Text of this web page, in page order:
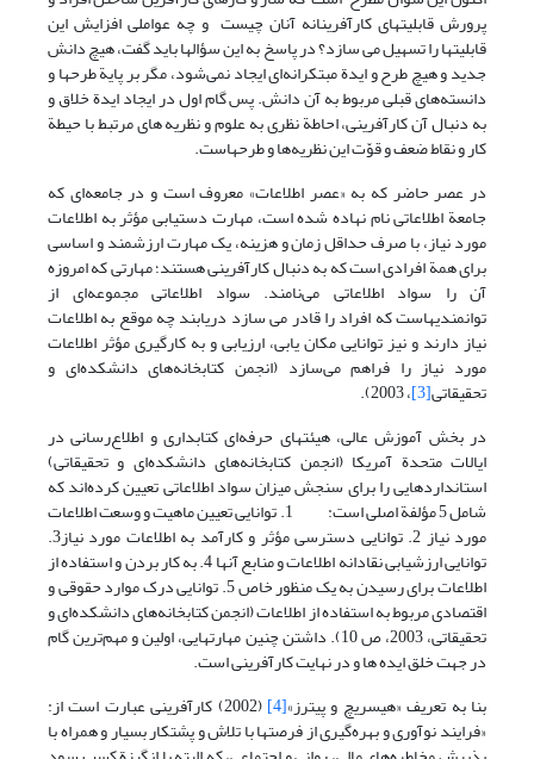
پرورش قابلیتهای کارآفرینانه آنان چیست و چه عواملی افزایش این
قابلیتها را تسهیل می سازد؟ در پاسخ به این سؤالها باید گفت، هیچ دانش
جدید و هیچ طرح و ایدة مبتکرانه‌ای ایجاد نمی‌شود، مگر بر پایة طرحها و
دانسته‌های قبلی مربوط به آن دانش. پس گام اول در ایجاد ایدة خلاق و
به دنبال آن کارآفرینی، احاطة نظری به علوم و نظریه های مرتبط با حیطة
کار و نقاط ضعف و قوّت این نظریه‌ها و طرحهاست.
در عصر حاضر که به «عصر اطلاعات» معروف است و در جامعه‌ای که
جامعة اطلاعاتی نام نهاده شده است، مهارت دستیابی مؤثر به اطلاعات
مورد نیاز، با صرف حداقل زمان و هزینه، یک مهارت ارزشمند و اساسی
برای همة افرادی است که به دنبال کارآفرینی هستند؛ مهارتی که امروزه
آن را سواد اطلاعاتی می‌نامند. سواد اطلاعاتی مجموعه‌ای از
توانمندیهاست که افراد را قادر می سازد دریابند چه موقع به اطلاعات
نیاز دارند و نیز توانایی مکان یابی، ارزیابی و به کارگیری مؤثر اطلاعات
مورد نیاز را فراهم می‌سازد (انجمن کتابخانه‌های دانشکده‌ای و
تحقیقاتی[3] ، 2003).
در بخش آموزش عالی، هیئتهای حرفه‌ای کتابداری و اطلاع‌رسانی در
ایالات متحدة آمریکا (انجمن کتابخانه‌های دانشکده‌ای و تحقیقاتی)
استانداردهایی را برای سنجش میزان سواد اطلاعاتی تعیین کرده‌اند که
شامل 5 مؤلفة اصلی است: 1. توانایی تعیین ماهیت و وسعت اطلاعات
مورد نیاز 2. توانایی دسترسی مؤثر و کارآمد به اطلاعات مورد نیاز3.
توانایی ارزشیابی نقادانه اطلاعات و منابع آنها 4. به کار بردن و استفاده از
اطلاعات برای رسیدن به یک منظور خاص 5. توانایی درک موارد حقوقی و
اقتصادی مربوط به استفاده از اطلاعات (انجمن کتابخانه‌های دانشکده‌ای و
تحقیقاتی، 2003، ص 10). داشتن چنین مهارتهایی، اولین و مهم‌ترین گام
در جهت خلق ایده ها و در نهایت کارآفرینی است.
بنا به تعریف «هیسریچ و پیترز»[4] (2002) کارآفرینی عبارت است از:
«فرایند نوآوری و بهره‌گیری از فرصتها با تلاش و پشتکار بسیار و همراه با